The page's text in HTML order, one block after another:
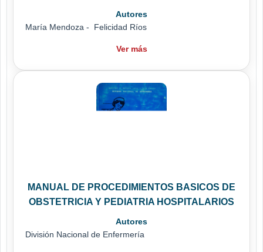
Autores
María Mendoza - Felicidad Ríos
Ver más
MANUAL DE PROCEDIMIENTOS BASICOS DE
OBSTETRICIA Y PEDIATRIA HOSPITALARIOS
Autores
División Nacional de Enfermería